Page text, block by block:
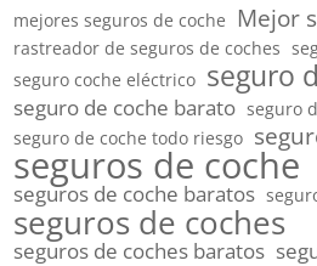
mejores seguros de coche Mejor
rastreador de seguros de coches
seguro coche eléctrico seguro
seguro de coche barato seguro
seguro de coche todo riesgo
seguros de coche
seguros de coche baratos
seguros de coches
seguros de coches baratos